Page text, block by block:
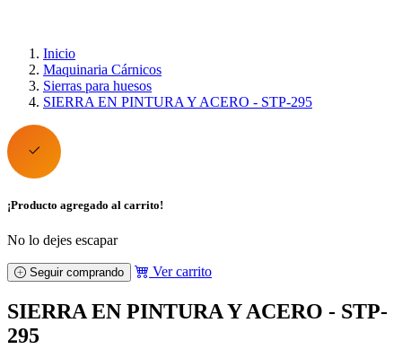
Inicio
Maquinaria Cárnicos
Sierras para huesos
SIERRA EN PINTURA Y ACERO - STP-295
¡Producto agregado al carrito!
No lo dejes escapar
Seguir comprando Ver carrito
SIERRA EN PINTURA Y ACERO - STP-
295